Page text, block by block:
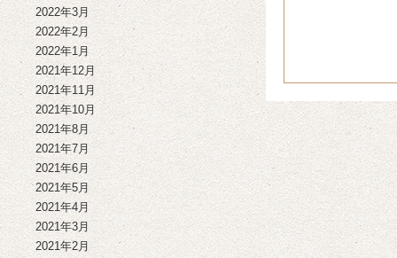
2022年3月
2022年2月
2022年1月
2021年12月
2021年11月
2021年10月
2021年8月
2021年7月
2021年6月
2021年5月
2021年4月
2021年3月
2021年2月